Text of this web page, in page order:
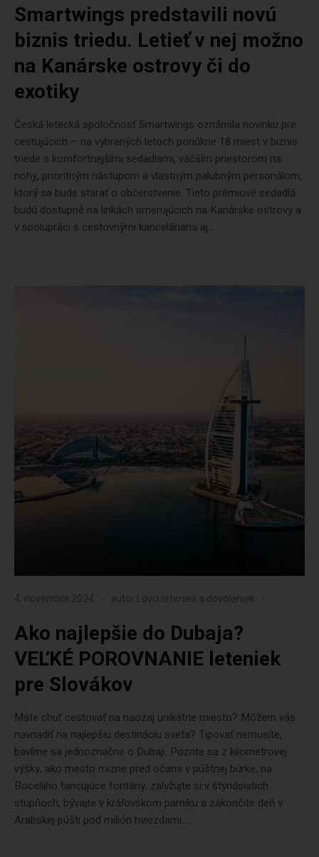
Smartwings predstavili novú
biznis triedu. Letieť v nej možno
na Kanárske ostrovy či do
exotiky
Česká letecká spoločnosť Smartwings oznámila novinku pre
cestujúcich – na vybraných letoch ponúkne 18 miest v biznis
triede s komfortnejšími sedadlami, väčším priestorom na
nohy, prioritným nástupom a vlastným palubným personálom,
ktorý sa bude starať o občerstvenie. Tieto prémiové sedadlá
budú dostupné na linkách smerujúcich na Kanárske ostrovy a
v spolupráci s cestovnými kanceláriami aj...
4. novembra 2024 autor Lovci leteniek a dovoleniek
Ako najlepšie do Dubaja?
VEĽKÉ POROVNANIE leteniek
pre Slovákov
Máte chuť cestovať na naozaj unikátne miesto? Môžem vás
navnadiť na najlepšiu destináciu sveta? Tipovať nemusíte,
bavíme sa jednoznačne o Dubaji. Pozrite sa z kilometrovej
výšky, ako mesto mizne pred očami v púštnej búrke, na
Bocelliho tancujúce fontány, zalyžujte si v štyridsiatich
stupňoch, bývajte v kráľovskom parníku a zakončite deň v
Arabskej púšti pod milión hviezdami....